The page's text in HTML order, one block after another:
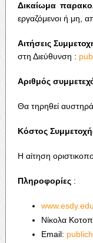
Δικαίωμα
εργαζόμενοι ή μη,
Αιτήσεις
στη Διεύθυνση :
Αριθμός
Θα τηρηθεί αυστηρά
Κόστος
Η αίτηση
Πληροφορίες :
Νίκολα
Email: